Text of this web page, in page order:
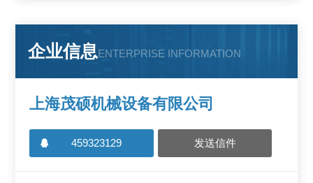
企业信息ENTERPRISE INFORMATION
上海茂硕机械设备有限公司
459323129 发送信件